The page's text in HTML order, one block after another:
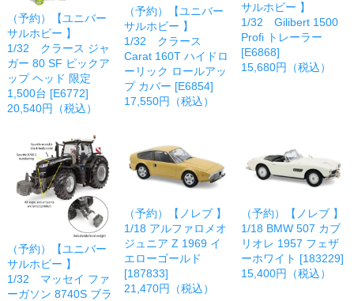
（予約）【ユニバー
サルホビー 】
1/32 クラース ジャ
ガー 80 SF ピックア
ップ ヘッド 限定
1,500台 [E6772]
20,540円（税込）
（予約）【ユニバー
サルホビー 】
1/32 クラース
Carat 160T ハイドロ
ーリック ロールアッ
プ カバー [E6854]
17,550円（税込）
サルホビー 】
1/32 Gilibert 1500
Profi トレーラー
[E6868]
15,680円（税込）
（予約）【ユニバー
サルホビー 】
1/32 マッセイ ファ
ーガソン 8740S ブラ
（予約）【ノレブ 】
1/18 アルファロメオ
ジュニア Z 1969 イ
エローゴールド
[187833]
21,470円（税込）
（予約）【ノレブ 】
1/18 BMW 507 カブ
リオレ 1957 フェザ
ーホワイト [183229]
15,400円（税込）